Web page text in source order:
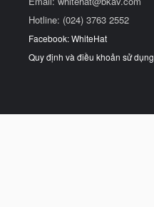
Hotline: (024) 3763 2552
Facebook: WhiteHat
Quy định và điều khoản sử dụng